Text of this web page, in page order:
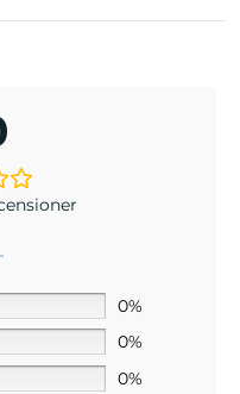
0%
0%
0%